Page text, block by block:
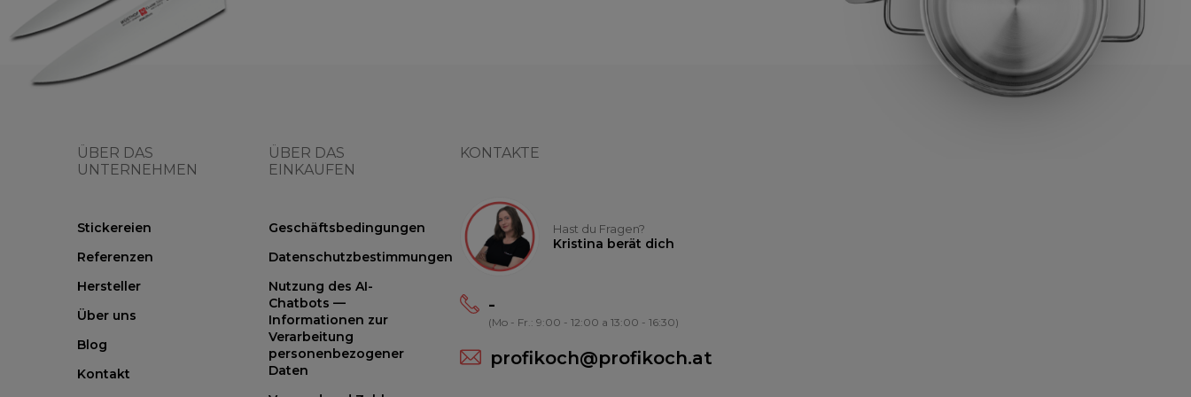
ÜBER DAS
UNTERNEHMEN
Stickereien
Referenzen
Hersteller
Über uns
Blog
Kontakt
ÜBER DAS
EINKAUFEN
Geschäftsbedingungen
Datenschutzbestimmungen
Nutzung des AI-
Chatbots —
Informationen zur
Verarbeitung
personenbezogener
Daten
KONTAKTE
Hast du Fragen?
Kristina berät dich
-
(Mo - Fr.: 9:00 - 12:00 a 13:00 - 16:30)
profikoch@profikoch.at